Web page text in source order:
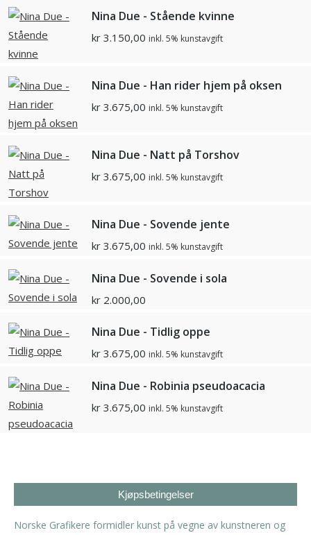
Nina Due - Stående kvinne
kr 3.150,00 inkl. 5% kunstavgift
Nina Due - Han rider hjem på oksen
kr 3.675,00 inkl. 5% kunstavgift
Nina Due - Natt på Torshov
kr 3.675,00 inkl. 5% kunstavgift
Nina Due - Sovende jente
kr 3.675,00 inkl. 5% kunstavgift
Nina Due - Sovende i sola
kr 2.000,00
Nina Due - Tidlig oppe
kr 3.675,00 inkl. 5% kunstavgift
Nina Due - Robinia pseudoacacia
kr 3.675,00 inkl. 5% kunstavgift
Kjøpsbetingelser
Norske Grafikere formidler kunst på vegne av kunstneren og